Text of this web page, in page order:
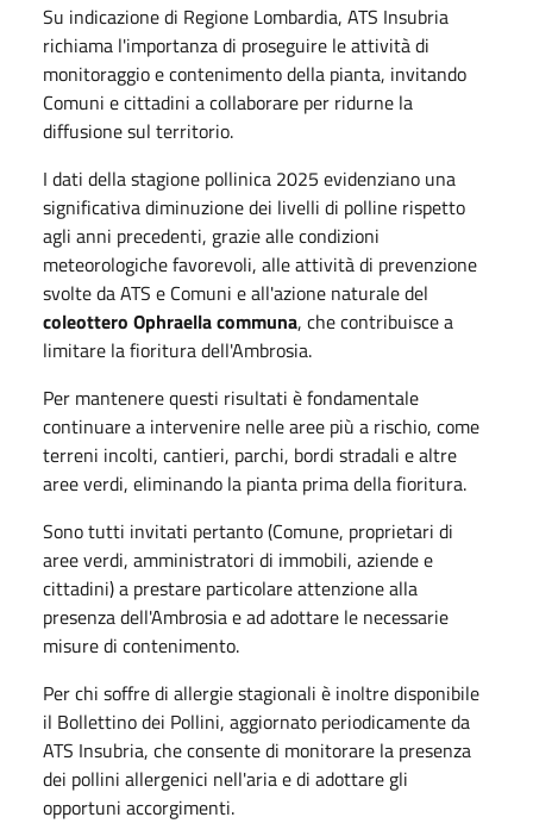
Su indicazione di Regione Lombardia, ATS Insubria
richiama l'importanza di proseguire le attività di
monitoraggio e contenimento della pianta, invitando
Comuni e cittadini a collaborare per ridurne la
diffusione sul territorio.
I dati della stagione pollinica 2025 evidenziano una
significativa diminuzione dei livelli di polline rispetto
agli anni precedenti, grazie alle condizioni
meteorologiche favorevoli, alle attività di prevenzione
svolte da ATS e Comuni e all'azione naturale del
coleottero Ophraella communa, che contribuisce a
limitare la fioritura dell'Ambrosia.
Per mantenere questi risultati è fondamentale
continuare a intervenire nelle aree più a rischio, come
terreni incolti, cantieri, parchi, bordi stradali e altre
aree verdi, eliminando la pianta prima della fioritura.
Sono tutti invitati pertanto (Comune, proprietari di
aree verdi, amministratori di immobili, aziende e
cittadini) a prestare particolare attenzione alla
presenza dell'Ambrosia e ad adottare le necessarie
misure di contenimento.
Per chi soffre di allergie stagionali è inoltre disponibile
il Bollettino dei Pollini, aggiornato periodicamente da
ATS Insubria, che consente di monitorare la presenza
dei pollini allergenici nell'aria e di adottare gli
opportuni accorgimenti.